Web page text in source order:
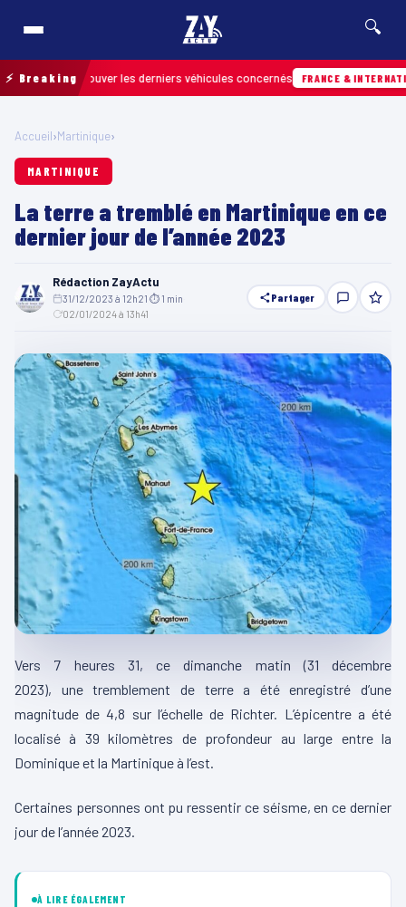
🔍
⚡ Breaking
retrouver les derniers véhicules concernés FRANCE & INTERNATIONALE
Accueil›Martinique›
MARTINIQUE
La terre a tremblé en Martinique en ce
dernier jour de l’année 2023
Rédaction ZayActu
31/12/2023 à 12h21 ⏱ 1 min
02/01/2024 à 13h41
Partager
Vers 7 heures 31, ce dimanche matin(31 décembre
2023), unetremblement de terre a étéenregistré d’une
magnitude de 4,8 sur l’échelle de Richter. L’épicentre a été
localisé à 39 kilomètres de profondeur au large entre la
Dominique et la Martinique à l’est.
Certaines personnes ont pu ressentir ce séisme, en ce dernier
jour de l’année 2023.
À LIRE ÉGALEMENT